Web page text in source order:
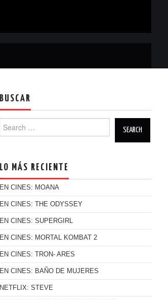
BUSCAR
Search for:
LO MÁS RECIENTE
EN CINES: MOANA
EN CINES: THE ODYSSEY
EN CINES: SUPERGIRL
EN CINES: MORTAL KOMBAT 2
EN CINES: TRON- ARES
EN CINES: BAÑO DE MUJERES
NETFLIX: STEVE